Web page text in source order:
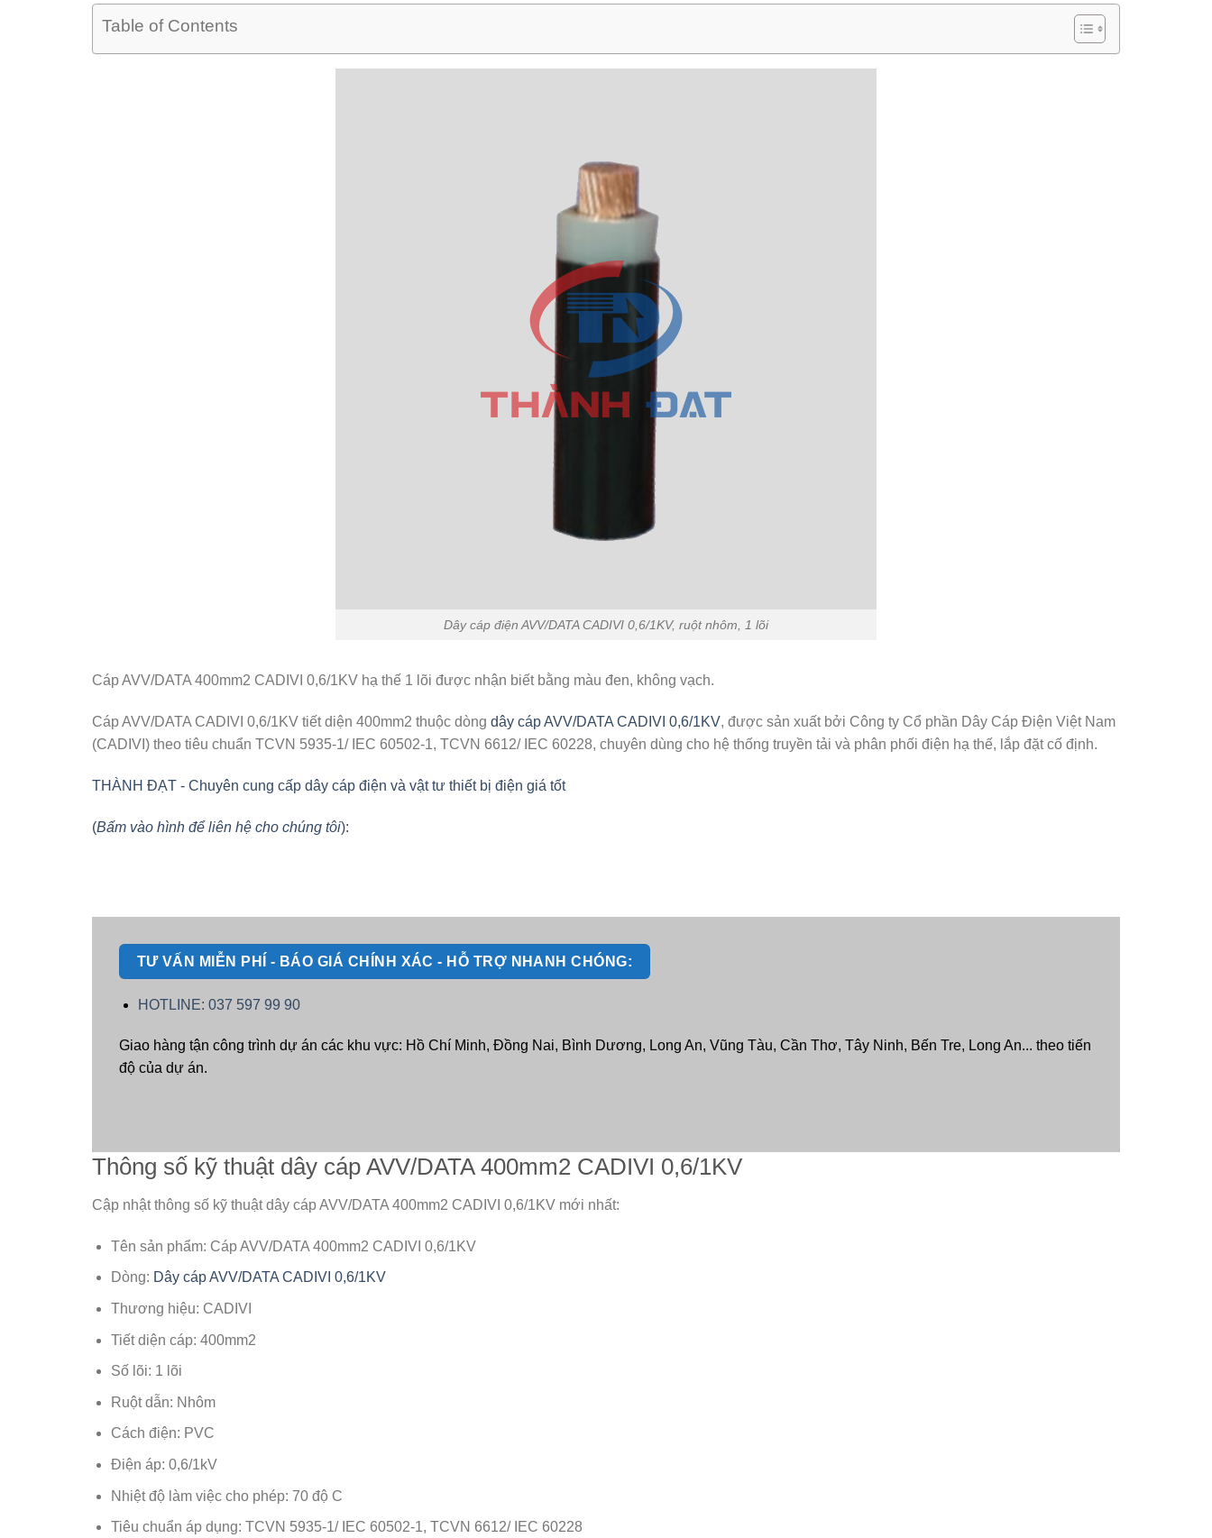
Table of Contents
Dây cáp điện AVV/DATA CADIVI 0,6/1KV, ruột nhôm, 1 lõi
Cáp AVV/DATA 400mm2 CADIVI 0,6/1KV hạ thế 1 lõi được nhận biết bằng màu đen, không vạch.
Cáp AVV/DATA CADIVI 0,6/1KV tiết diện 400mm2 thuộc dòng dây cáp AVV/DATA CADIVI 0,6/1KV, được sản xuất bởi Công ty Cổ phần Dây Cáp Điện Việt Nam
(CADIVI) theo tiêu chuẩn TCVN 5935-1/ IEC 60502-1, TCVN 6612/ IEC 60228, chuyên dùng cho hệ thống truyền tải và phân phối điện hạ thế, lắp đặt cố định.
THÀNH ĐẠT - Chuyên cung cấp dây cáp điện và vật tư thiết bị điện giá tốt
(Bấm vào hình để liên hệ cho chúng tôi):
TƯ VẤN MIỄN PHÍ - BÁO GIÁ CHÍNH XÁC - HỖ TRỢ NHANH CHÓNG:
HOTLINE: 037 597 99 90
Giao hàng tận công trình dự án các khu vực: Hồ Chí Minh, Đồng Nai, Bình Dương, Long An, Vũng Tàu, Cần Thơ, Tây Ninh, Bến Tre, Long An... theo tiến
độ của dự án.
Thông số kỹ thuật dây cáp AVV/DATA 400mm2 CADIVI 0,6/1KV
Cập nhật thông số kỹ thuật dây cáp AVV/DATA 400mm2 CADIVI 0,6/1KV mới nhất:
Tên sản phẩm: Cáp AVV/DATA 400mm2 CADIVI 0,6/1KV
Dòng: Dây cáp AVV/DATA CADIVI 0,6/1KV
Thương hiệu: CADIVI
Tiết diện cáp: 400mm2
Số lõi: 1 lõi
Ruột dẫn: Nhôm
Cách điện: PVC
Điện áp: 0,6/1kV
Nhiệt độ làm việc cho phép: 70 độ C
Tiêu chuẩn áp dụng: TCVN 5935-1/ IEC 60502-1, TCVN 6612/ IEC 60228